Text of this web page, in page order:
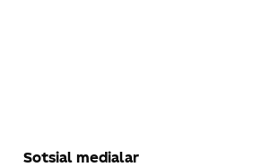
Sotsial medialar